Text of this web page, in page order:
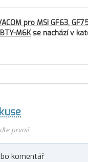
pro MSI GF63,
M6Kse nachází v
první!
komentář